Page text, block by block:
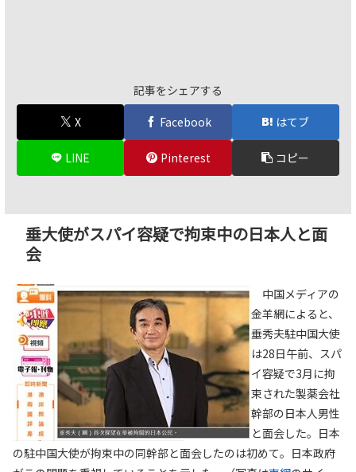
記事をシェアする
X
Facebook はてブ
LINE Pinterest コピー
垂大使がスパイ容疑で拘束中の日本人と面
会
中国メディアの
金羊網によると、
垂秀夫駐中国大使
は28日午前、スパ
イ容疑で3月に拘
束された製薬会社
幹部の日本人男性
と面会した。日本
の駐中国大使が拘束中の同幹部と面会したのは初めて。日本政府